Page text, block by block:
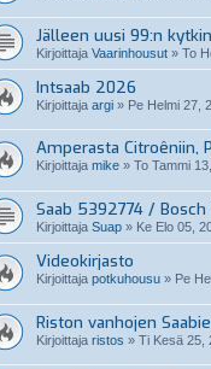
Jälleen uusi 99:n
Kirjoittaja Vaarinhousut » To
Intsaab 2026
Kirjoittaja argi » Pe Helmi 27,
Amperasta Citroêniin,
Kirjoittaja mike » To Tammi
Saab 5392774 /
Kirjoittaja Suap » Ke Elo 05,
Videokirjasto
Kirjoittaja potkuhousu » Pe
Riston vanhojen
Kirjoittaja ristos » Ti Kesä 25,